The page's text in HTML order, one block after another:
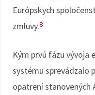
Európskych
zmluvy.8
Kým prvú fázu vývoja
systému sprevádzalo
opatrení stanovených